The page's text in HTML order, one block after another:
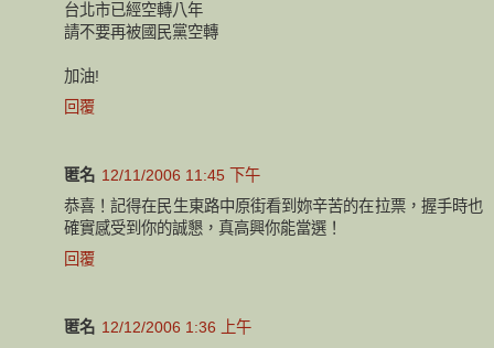
台北市已經空轉八年
請不要再被國民黨空轉
加油!
回覆
匿名 12/11/2006 11:45 下午
恭喜！記得在民生東路中原街看到妳辛苦的在拉票，握手時也
確實感受到你的誠懇，真高興你能當選！
回覆
匿名 12/12/2006 1:36 上午